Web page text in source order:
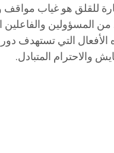
للقلق هو غياب
المسؤولين والفاعلين
التي تستهدف دور
والاحترام المتبادل.